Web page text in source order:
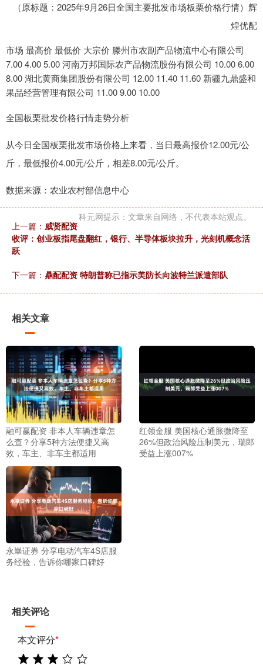
（原标题：2025年9月26日全国主要批发市场板栗价格行情）辉
煌优配
市场 最高价 最低价 大宗价 滕州市农副产品物流中心有限公司
7.00 4.00 5.00 河南万邦国际农产品物流股份有限公司 10.00 6.00
8.00 湖北黄商集团股份有限公司 12.00 11.40 11.60 新疆九鼎盛和
果品经营管理有限公司 11.00 9.00 10.00
全国板栗批发价格行情走势分析
从今日全国板栗批发市场价格上来看，当日最高报价12.00元/公
斤，最低报价4.00元/公斤，相差8.00元/公斤。
数据来源：农业农村部信息中心
科元网提示：文章来自网络，不代表本站观点。
上一篇： 威贤配资
收评：创业板指尾盘翻红，银行、半导体板块拉升，光刻机概念活
跃
下一篇： 鼎配配资 特朗普称已指示美防长向波特兰派遣部队
相关文章
融可赢配资 非本人车辆违章怎
么查？分享5种方法便捷又高
效，车主、非车主都适用
红领金服 美国核心通胀微降至
26%但政治风险压制美元，瑞郎
受益上涨007%
永崋证券 分享电动汽车4S店服
务经验，告诉你哪家口碑好
相关评论
本文评分*